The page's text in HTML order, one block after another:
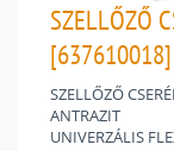
SZELLŐZŐ
[637610018]
SZELLŐZŐ
ANTRAZIT
UNIVERZÁLIS